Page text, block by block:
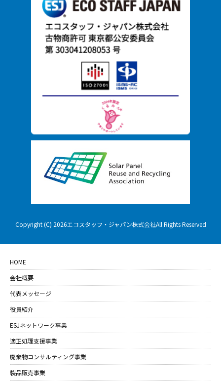
Copyright (C) 2026エコスタッフ・ジャパン株式会社All Rights Reserved
HOME
会社概要
代表メッセージ
役員紹介
ESJネットワーク事業
適正処理支援事業
廃棄物コンサルティング事業
製品販売事業